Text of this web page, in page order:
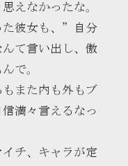
えなかったな。
た彼女も、”自分
て言い出し、傲
で。
また内も外もブ
満々言えるなっ
チ、キャラが定